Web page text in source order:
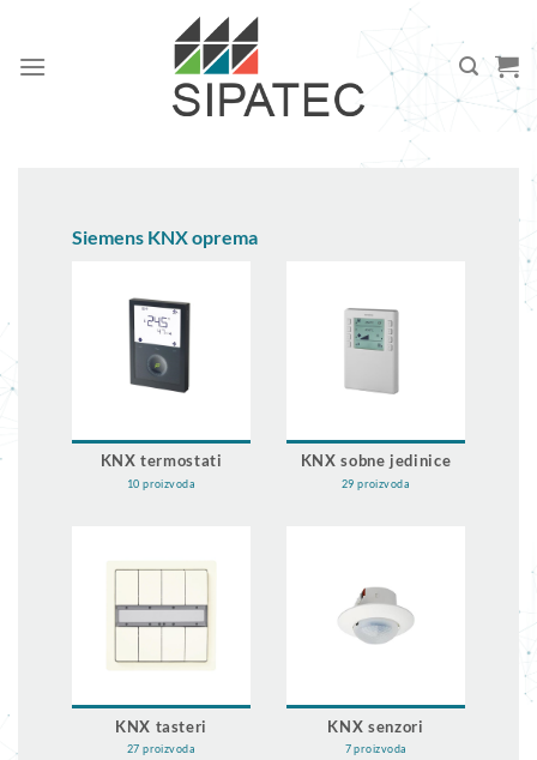
sadržaj
Siemens KNX oprema
KNX termostati
10 proizvoda
KNX sobne jedinice
29 proizvoda
KNX tasteri
27 proizvoda
KNX senzori
7 proizvoda